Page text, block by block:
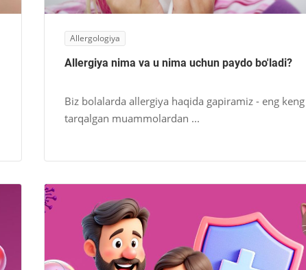
Allergologiya
Biz bolalarda allergiya haqida gapiramiz - eng keng
tarqalgan muammolardan ...
Allergiya nima va u nima uchun paydo bo'ladi?